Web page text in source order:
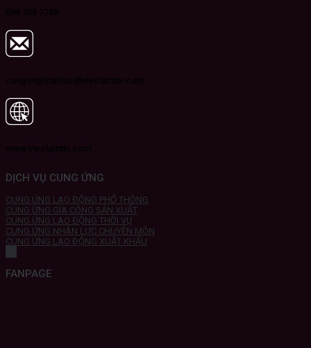
DỊCH VỤ CUNG ỨNG
CUNG ỨNG LAO ĐỘNG PHỔ THÔNG
CUNG ỨNG GIA CÔNG SẢN XUẤT
CUNG ỨNG LAO ĐỘNG THỜI VỤ
CUNG ỨNG NHÂN LỰC CHUYÊN MÔN
CUNG ỨNG LAO ĐỘNG XUẤT KHẨU
FANPAGE